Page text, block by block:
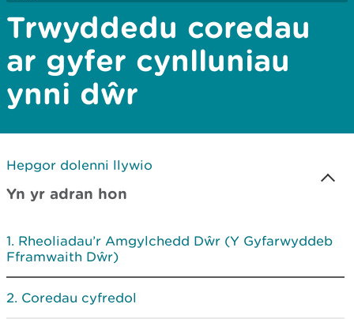
Trwyddedu coredau
ar gyfer cynlluniau
ynni dŵr
Hepgor dolenni llywio
Yn yr adran hon
Rheoliadau’r Amgylchedd Dŵr (Y Gyfarwyddeb
Fframwaith Dŵr)
Coredau cyfredol